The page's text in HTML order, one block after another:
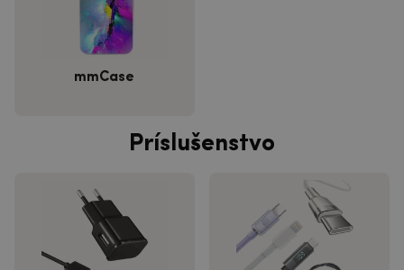
mmCase
Príslušenstvo